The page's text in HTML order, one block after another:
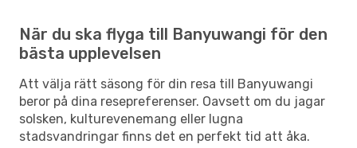
När du ska flyga till Banyuwangi för den
bästa upplevelsen
Att välja rätt säsong för din resa till Banyuwangi
beror på dina resepreferenser. Oavsett om du jagar
solsken, kulturevenemang eller lugna
stadsvandringar finns det en perfekt tid att åka.